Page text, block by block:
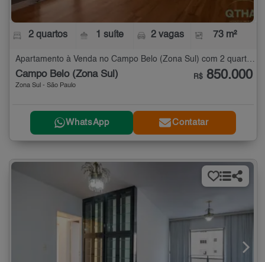
2 quartos 1 suíte 2 vagas 73 m²
Apartamento à Venda no Campo Belo (Zona Sul) com 2 quartos - 73 m²
Campo Belo (Zona Sul)
Zona Sul - São Paulo
R$ 850.000
WhatsApp Contatar